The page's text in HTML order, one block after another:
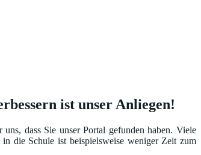
ist unser Anliegen!
dass Sie unser Portal gefunden haben. Viele
die Schule ist beispielsweise weniger Zeit zum